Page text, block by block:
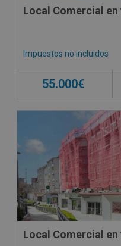
Local Comercial en
Impuestos no incluidos
55.000€
VPO
CONDICIONES
Local Comercial en